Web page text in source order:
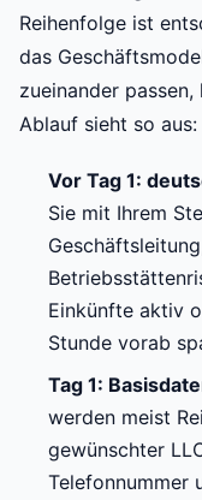
Reihenfolge ist
das
zueinander
Ablauf sieht so aus:
Vor Tag 1:
Sie mit Ihrem
Einkünfte aktiv
Stunde vorab
Tag 1:
werden meist
gewünschter
Telefonnummer